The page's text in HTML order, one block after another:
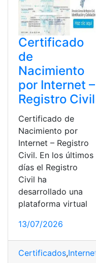
Certificado
de
Nacimiento
por Internet –
Registro Civil
Certificado de
Nacimiento por
Internet – Registro
Civil. En los últimos
días el Registro
Civil ha
desarrollado una
plataforma virtual
13/07/2026
Certificados,Internet